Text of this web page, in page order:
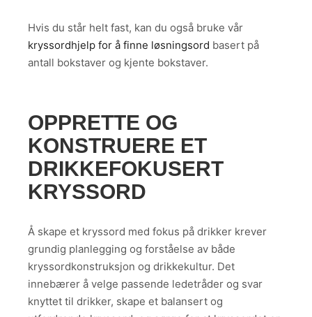
Hvis du står helt fast, kan du også bruke vår
kryssordhjelp for å finne løsningsord basert på
antall bokstaver og kjente bokstaver.
OPPRETTE OG
KONSTRUERE ET
DRIKKEFOKUSERT
KRYSSORD
Å skape et kryssord med fokus på drikker krever
grundig planlegging og forståelse av både
kryssordkonstruksjon og drikkekultur. Det
innebærer å velge passende ledetråder og svar
knyttet til drikker, skape et balansert og